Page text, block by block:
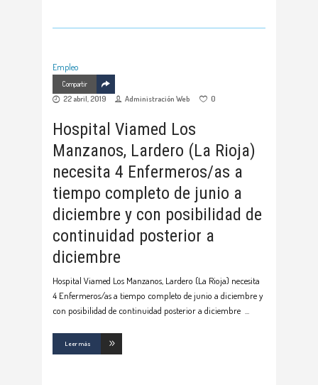
Empleo
Compartir
22 abril, 2019 Administración Web 0
Hospital Viamed Los
Manzanos, Lardero (La Rioja)
necesita 4 Enfermeros/as a
tiempo completo de junio a
diciembre y con posibilidad de
continuidad posterior a
diciembre
Hospital Viamed Los Manzanos, Lardero (La Rioja) necesita
4 Enfermeros/as a tiempo completo de junio a diciembre y
con posibilidad de continuidad posterior a diciembre
Leer más